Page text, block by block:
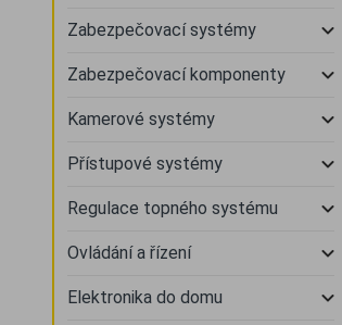
Zabezpečovací systémy
Zabezpečovací komponenty
Kamerové systémy
Přístupové systémy
Regulace topného systému
Ovládání a řízení
Elektronika do domu